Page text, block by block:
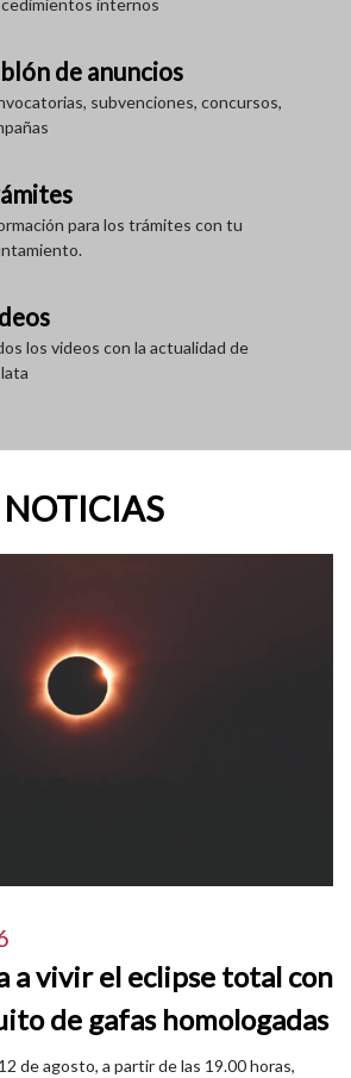
de anuncios
subvenciones, concursos,
para los trámites con tu
los videos con la actualidad de
NOTICIAS
a vivir el eclipse total con
de gafas homologadas
de agosto, a partir de las 19.00 horas,